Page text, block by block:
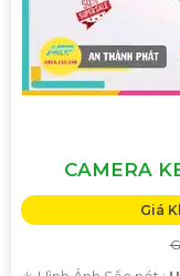
CAMERA
Giá